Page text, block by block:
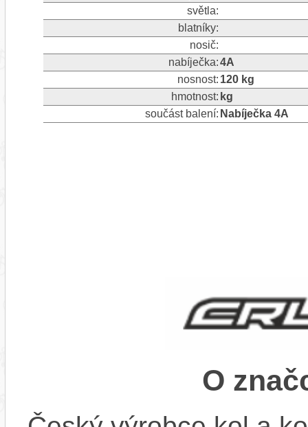
světla:
blatníky:
nosič:
nabíječka:4A
nosnost: 120 kg
hmotnost: kg
součást balení: Nabíječka 4A
O